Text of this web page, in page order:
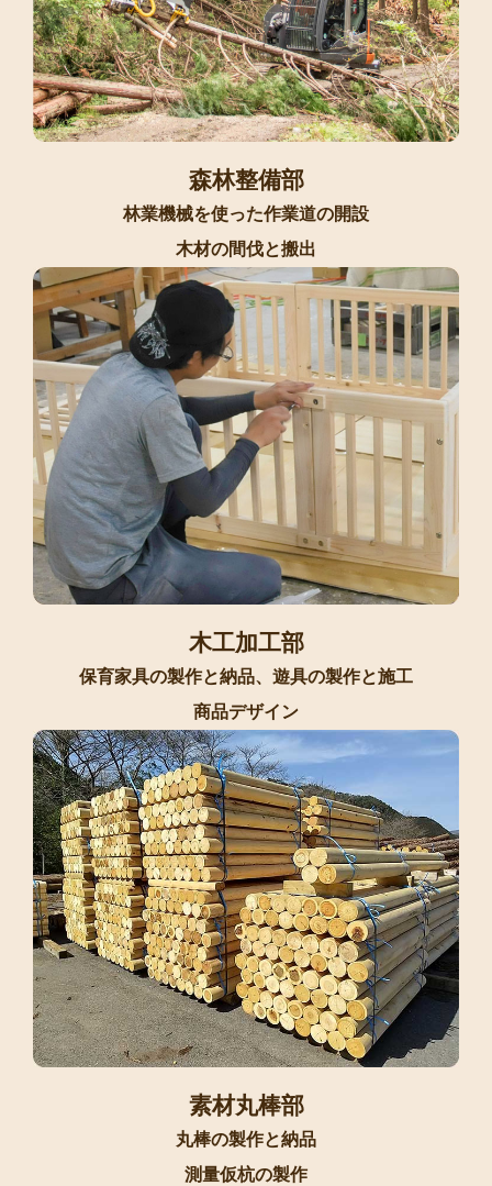
森林整備部
林業機械を使った作業道の開設
木材の間伐と搬出
木工加工部
保育家具の製作と納品、遊具の製作と施工
商品デザイン
素材丸棒部
丸棒の製作と納品
測量仮杭の製作